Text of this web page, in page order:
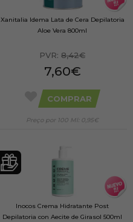
Xanitalia Idema Lata de Cera Depilatoria
Aloe Vera 800ml
PVR: 8,42€
7,60€
COMPRAR
Preço por 100 Ml: 0,95€
Inocos Crema Hidratante Post
Depilatoria con Aecite de Girasol 500ml